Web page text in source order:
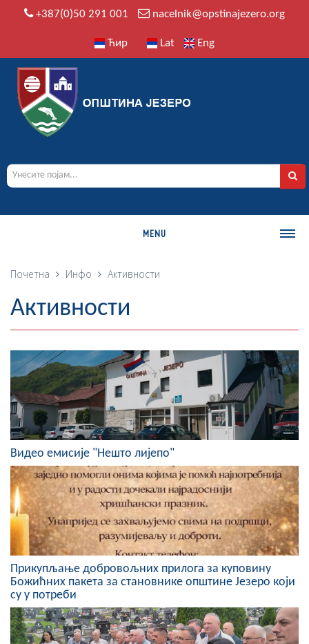
+387(0)50 291 001 nacelnik@opstinajezero.org
Ћир Lat Eng
MENU
О ОПШТИНИ
Историја
Географија
Насељена мјеста
Занимљивости
Фотогалерија
НАЧЕЛНИК
О Начелнику
Замјеник начелника
Извјештај о раду начелника
СКУПШТИНА
Статут Општине
Скупштинско вијеће општине језеро
Почетна Инфо Активности
Активности
Видео емисије "Нешто лијепо"
Прикупљање добровољних прилога за куповину
Божићних пакета за становнике општине Језеро који
су у потреби